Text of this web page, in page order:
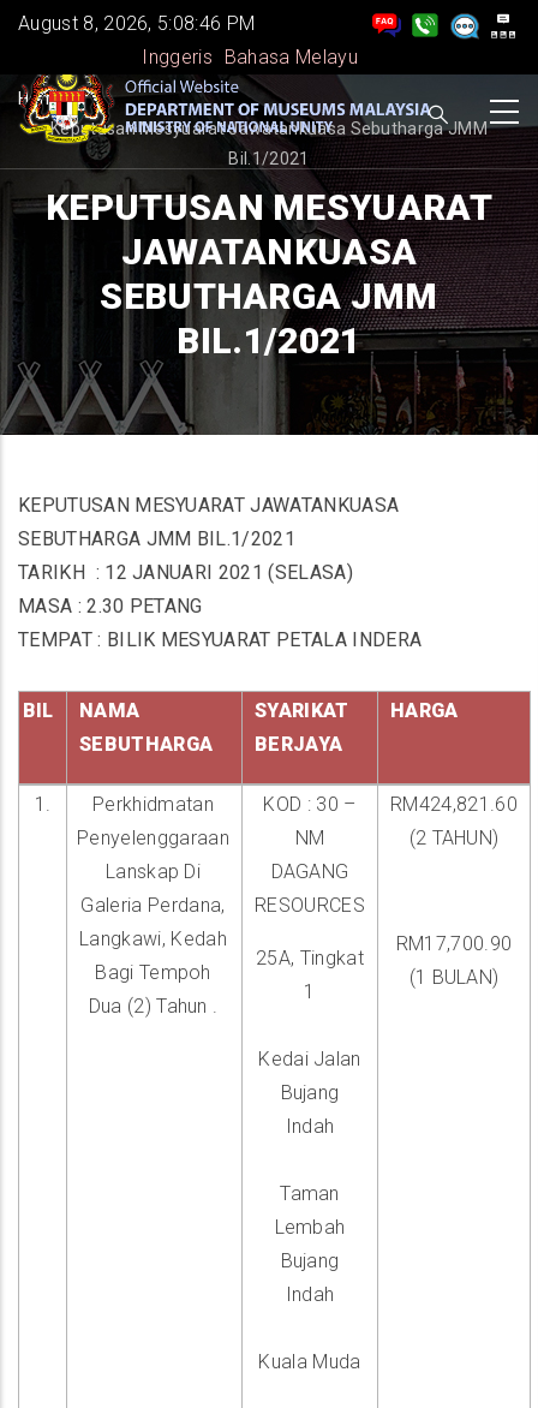
Skip
main
content
August 8, 2026, 5:08:47 PM
Inggeris
Bahasa Melayu
BREADCRUMB
Home -
Keputusan Mesyuarat Jawatankuasa Sebutharga JMM
Bil.1/2021
KEPUTUSAN MESYUARAT
JAWATANKUASA
SEBUTHARGA JMM
BIL.1/2021
KEPUTUSAN MESYUARAT JAWATANKUASA
SEBUTHARGA JMM BIL.1/2021
TARIKH : 12 JANUARI 2021 (SELASA)
MASA : 2.30 PETANG
TEMPAT : BILIK MESYUARAT PETALA INDERA
BIL
NAMA
SEBUTHARGA
SYARIKAT
BERJAYA
HARGA
1.
Perkhidmatan
Penyelenggaraan
Lanskap Di
Galeria Perdana,
Langkawi, Kedah
Bagi Tempoh
Dua (2) Tahun .
KOD : 30 –
NM
DAGANG
RESOURCES
25A, Tingkat
1
Kedai Jalan
Bujang
Indah
Taman
Lembah
Bujang
Indah
Kuala Muda
RM424,821.60
(2 TAHUN)
RM17,700.90
(1 BULAN)